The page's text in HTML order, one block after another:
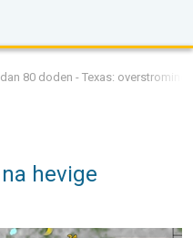
80 doden - Texas: overstroming
hevige